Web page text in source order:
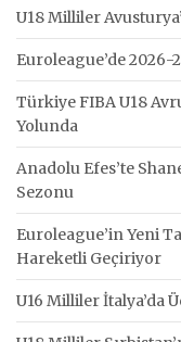
U18 Milliler
Euroleague’de
Türkiye FIBA U18
Yolunda
Anadolu Efes’te
Sezonu
Euroleague’in Yeni
Hareketli Geçiriyor
U16 Milliler İtalya’da